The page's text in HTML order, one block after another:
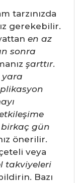
tarzınızda
gerekebilir.
en az
sonra
şarttır.
yara
birkaç gün
önerilir.
veya
takviyeleri
Bazı